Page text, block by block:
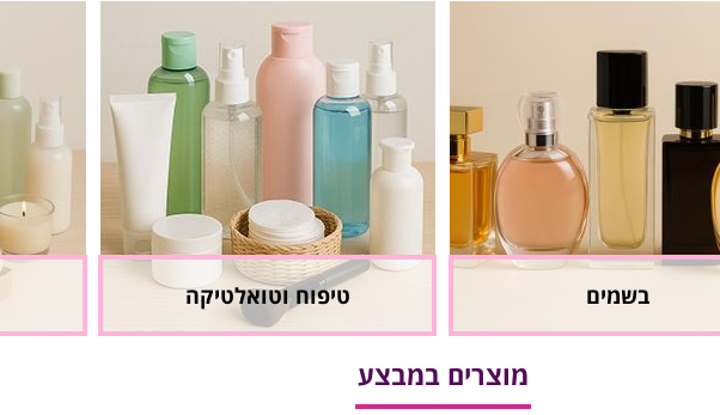
בשמים טיפוח וטואלטיקה
מוצרים במבצע